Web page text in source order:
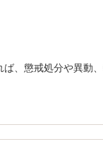
、懲戒処分や異動